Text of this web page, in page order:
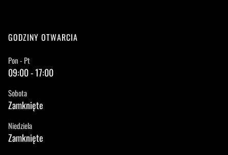
GODZINY OTWARCIA
Pon - Pt
09:00 - 17:00
Sobota
Zamknięte
Niedziela
Zamknięte